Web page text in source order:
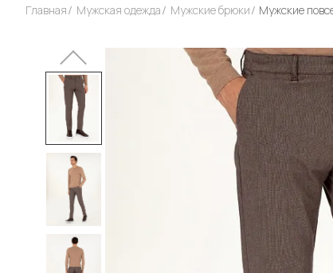
Главная Мужская одежда Мужские брюки Мужские